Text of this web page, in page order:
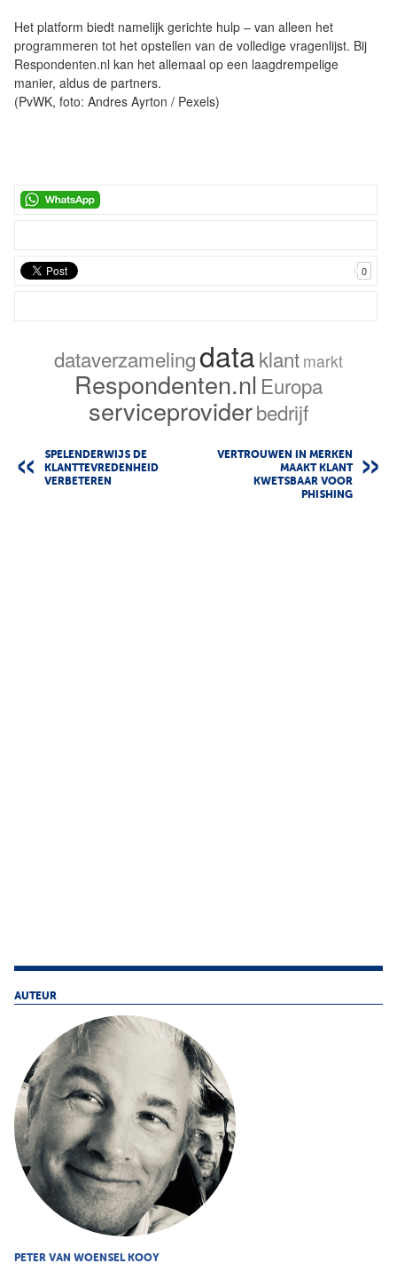
Het platform biedt namelijk gerichte hulp – van alleen het
programmeren tot het opstellen van de volledige vragenlijst. Bij
Respondenten.nl kan het allemaal op een laagdrempelige
manier, aldus de partners.
(PvWK, foto: Andres Ayrton / Pexels)
0
dataverzamelingdataklant markt
Respondenten.nl Europa
serviceproviderbedrijf
SPELENDERWIJS DE
KLANTTEVREDENHEID
VERBETEREN
VERTROUWEN IN MERKEN
MAAKT KLANT
KWETSBAAR VOOR
PHISHING
AUTEUR
PETER VAN WOENSEL KOOY